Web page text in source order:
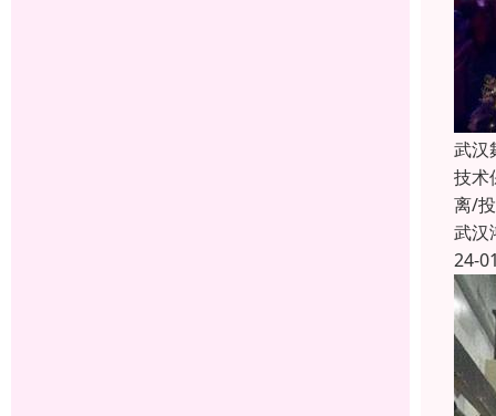
武汉
技术
离/
武汉
24-